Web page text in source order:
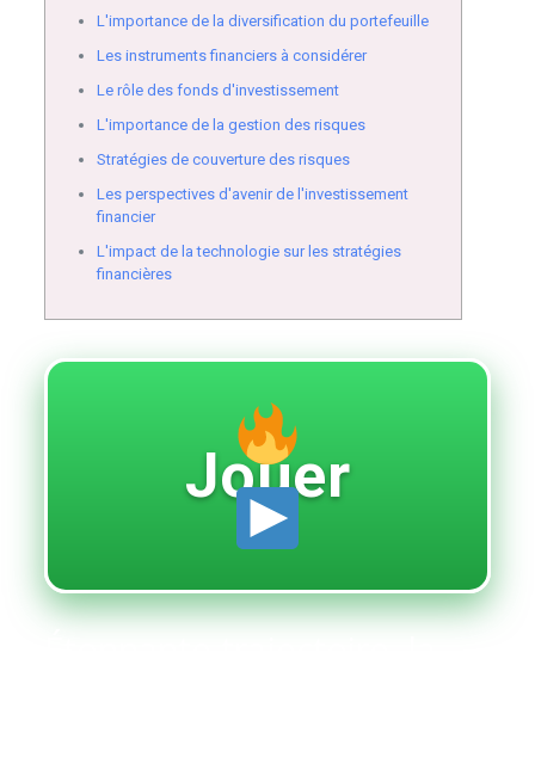
L'importance de la diversification du portefeuille
Les instruments financiers à considérer
Le rôle des fonds d'investissement
L'importance de la gestion des risques
Stratégies de couverture des risques
Les perspectives d'avenir de l'investissement
financier
L'impact de la technologie sur les stratégies
financières
Jouer